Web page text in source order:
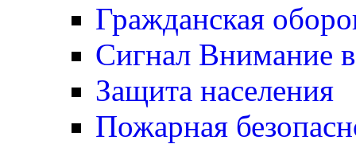
Гражданская
Сигнал Внимание
Защита населения
Пожарная